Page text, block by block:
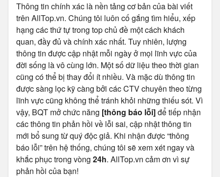
Thông tin chính xác là nền tảng cơ bản của bài viết
trên AllTop.vn. Chúng tôi luôn cố gắng tìm hiểu, xếp
hạng các thứ tự trong top chủ đề một cách khách
quan, đầy đủ và chính xác nhất. Tuy nhiên, lượng
thông tin được cập nhật mỗi ngày ở mọi lĩnh vực của
đời sống là vô cùng lớn. Một số dữ liệu theo thời gian
cũng có thể bị thay đổi ít nhiều. Và mặc dù thông tin
được sàng lọc kỹ càng bởi các CTV chuyên theo từng
lĩnh vực cũng không thể tránh khỏi những thiếu sót. Vì
vậy, BQT mở chức năng [thông báo lỗi]để tiếp nhận
các thông tin phản hồi về lỗi sai, cập nhật thông tin
mới bổ sung từ quý độc giả. Khi nhận được “thông
báo lỗi” trên hệ thống, chúng tôi sẽ xem xét ngay và
khắc phục trong vòng 24h. AllTop.vn cảm ơn vì sự
phản hồi của bạn!